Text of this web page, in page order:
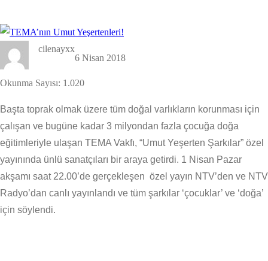
cilenayxx
6 Nisan 2018
Okunma Sayısı: 1.020
Başta toprak olmak üzere tüm doğal varlıkların korunması için
çalışan ve bugüne kadar 3 milyondan fazla çocuğa doğa
eğitimleriyle ulaşan TEMA Vakfı, “Umut Yeşerten Şarkılar” özel
yayınında ünlü sanatçıları bir araya getirdi. 1 Nisan Pazar
akşamı saat 22.00’de gerçekleşen özel yayın NTV’den ve NTV
Radyo’dan canlı yayınlandı ve tüm şarkılar ‘çocuklar’ ve ‘doğa’
için söylendi.